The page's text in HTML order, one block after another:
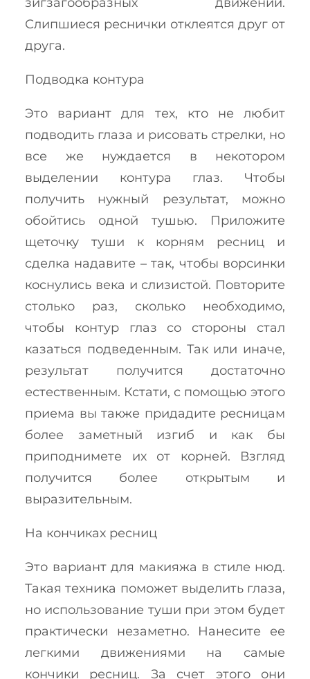
Слипшиеся реснички отклеятся друг от
друга.
Подводка контура
Это вариант для тех, кто не любит
подводить глаза и рисовать стрелки, но
все же нуждается в некотором
выделении контура глаз. Чтобы
получить нужный результат, можно
обойтись одной тушью. Приложите
щеточку туши к корням ресниц и
сделка надавите – так, чтобы ворсинки
коснулись века и слизистой. Повторите
столько раз, сколько необходимо,
чтобы контур глаз со стороны стал
казаться подведенным. Так или иначе,
результат получится достаточно
естественным. Кстати, с помощью этого
приема вы также придадите ресницам
более заметный изгиб и как бы
приподнимете их от корней. Взгляд
получится более открытым и
выразительным.
На кончиках ресниц
Это вариант для макияжа в стиле нюд.
Такая техника поможет выделить глаза,
но использование туши при этом будет
практически незаметно. Нанесите ее
легкими движениями на самые
кончики ресниц. За счет этого они